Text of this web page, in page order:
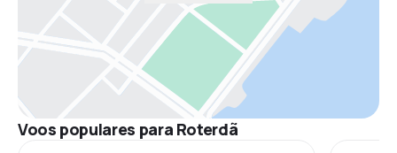
Voos populares para Roterdã